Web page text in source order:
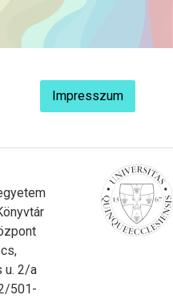
Impresszum
u. 2/a
501-